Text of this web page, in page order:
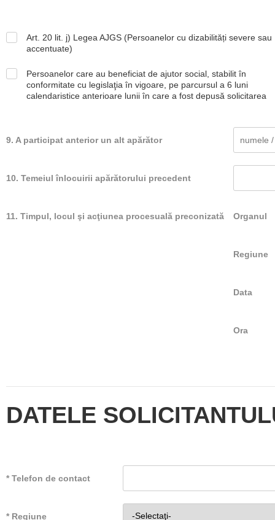
Art. 20 lit. j) Legea AJGS (Persoanelor cu dizabilități severe sau
accentuate)
Persoanelor care au beneficiat de ajutor social, stabilit în
conformitate cu legislaţia în vigoare, pe parcursul a 6 luni
calendaristice anterioare lunii în care a fost depusă solicitarea
9. A participat anterior un alt apărător
10. Temeiul înlocuirii apărătorului precedent
11. Timpul, locul şi acţiunea procesuală preconizată Organul
Regiune
Data
Ora
DATELE
* Telefon de contact
* Regiune